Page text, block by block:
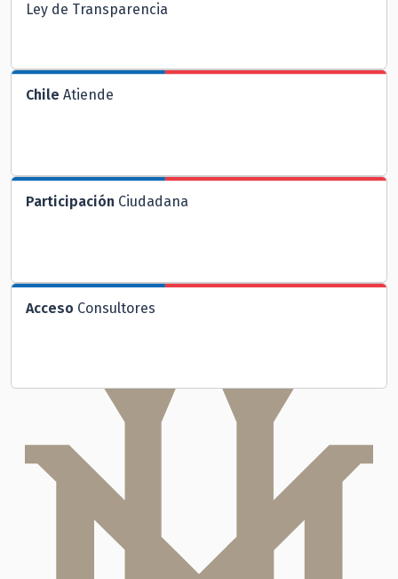
Ley de Transparencia
Chile Atiende
Participación Ciudadana
Acceso Consultores